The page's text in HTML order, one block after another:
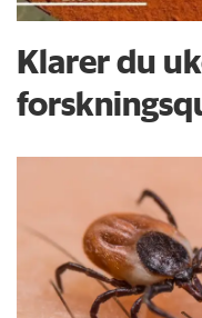
Klarer du